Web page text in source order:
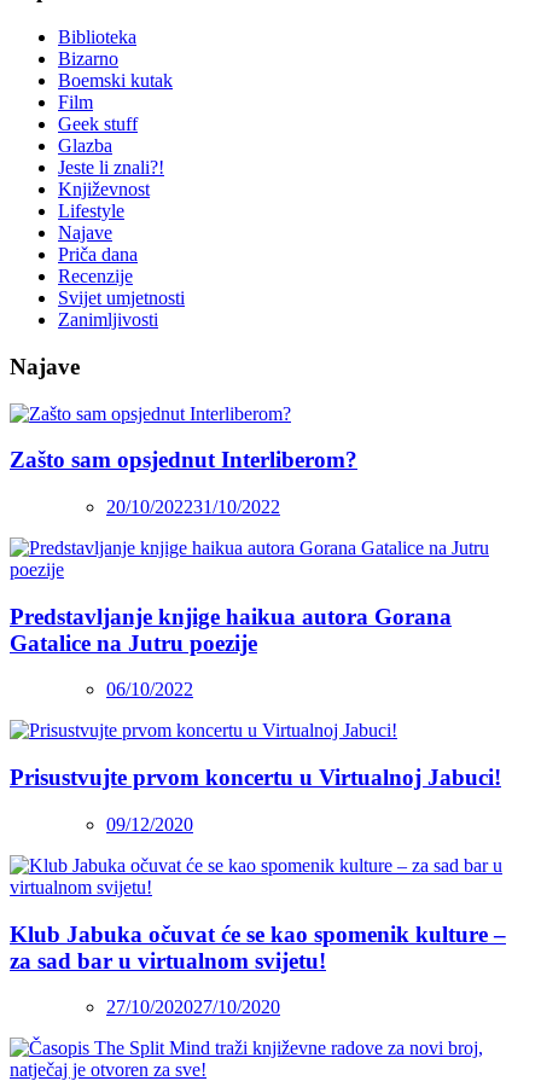
Biblioteka
Bizarno
Boemski kutak
Film
Geek stuff
Glazba
Jeste li znali?!
Književnost
Lifestyle
Najave
Priča dana
Recenzije
Svijet umjetnosti
Zanimljivosti
Najave
Zašto sam opsjednut Interliberom?
20/10/202231/10/2022
Predstavljanje knjige haikua autora Gorana
Gatalice na Jutru poezije
06/10/2022
Prisustvujte prvom koncertu u Virtualnoj Jabuci!
09/12/2020
Klub Jabuka očuvat će se kao spomenik kulture –
za sad bar u virtualnom svijetu!
27/10/202027/10/2020